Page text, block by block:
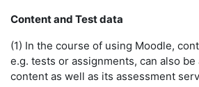
Content and Test data
(1) In the course of using Moodle,
e.g. tests or assignments, can also
content as well as its assessment